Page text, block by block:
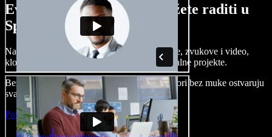
Evo malog pregleda što možete raditi u
Speechify Studiju.
Napravite voice overe, dodajte besplatne slike, zvukove i video,
klonirajte svoj glas i složite sjajne audio-vizualne projekte.
Bez učenja i sve dostupno u pregledniku, autori bez muke ostvaruju
svaku kreativnu ideju.
Pokreni Studio